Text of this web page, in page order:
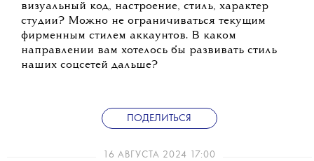
визуальный код, настроение, стиль, характер
студии? Можно не ограничиваться текущим
фирменным стилем аккаунтов. В каком
направлении вам хотелось бы развивать стиль
наших соцсетей дальше?
ПОДЕЛИТЬСЯ
16 АВГУСТА 2024 17:00